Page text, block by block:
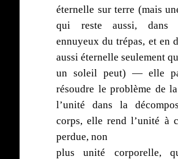
éternelle sur terre (mais
qui reste aussi, dans
ennuyeux du trépas, et en
aussi éternelle seulement
un soleil peut) — elle
résoudre le problème de
l’unité dans la
corps, elle rend l’unité à
perdue, non
plus unité corporelle,